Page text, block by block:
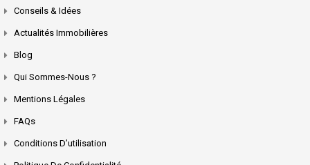
Conseils & Idées
Actualités Immobilières
Blog
Qui Sommes-Nous ?
Mentions Légales
FAQs
Conditions D’utilisation